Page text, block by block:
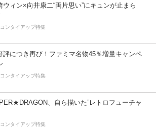
ウィン×向井康二“両片思い”にキュンが止まら
ンタイアップ特集
評につき再び！ファミマ名物45％増量キャンペ
ンタイアップ特集
、自ら描いた”レトロフューチャ
ンタイアップ特集